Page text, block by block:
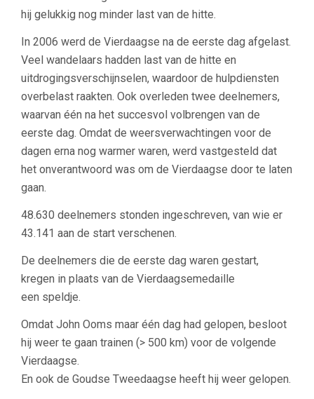
hij gelukkig nog minder last van de hitte.
In 2006 werd de Vierdaagse na de eerste dag afgelast.
Veel wandelaars hadden last van de hitte en
uitdrogingsverschijnselen, waardoor de hulpdiensten
overbelast raakten. Ook overleden twee deelnemers,
waarvan één na het succesvol volbrengen van de
eerste dag. Omdat de weersverwachtingen voor de
dagen erna nog warmer waren, werd vastgesteld dat
het onverantwoord was om de Vierdaagse door te laten
gaan.
48.630 deelnemers stonden ingeschreven, van wie er
43.141 aan de start verschenen.
De deelnemers die de eerste dag waren gestart,
kregen in plaats van de Vierdaagsemedaille
een speldje.
Omdat John Ooms maar één dag had gelopen, besloot
hij weer te gaan trainen (> 500 km) voor de volgende
Vierdaagse.
En ook de Goudse Tweedaagse heeft hij weer gelopen.